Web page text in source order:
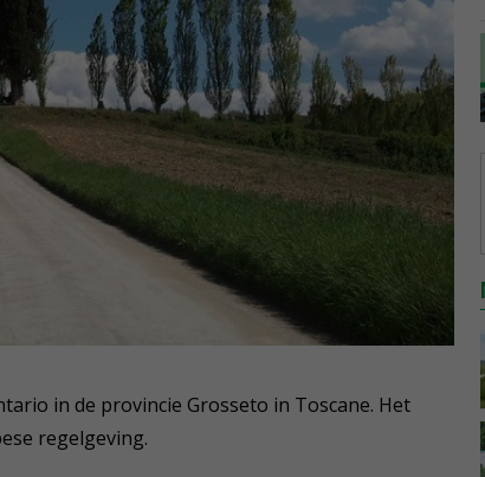
in de provincie Grosseto in Toscane. Het
regelgeving.